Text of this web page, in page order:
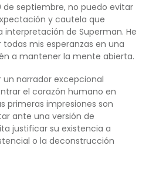
de septiembre, no puedo evitar
y cautela que
de Superman. He
mis esperanzas en una
a mantener la mente abierta.
narrador excepcional
el corazón humano en
primeras impresiones son
ante una versión de
justificar su existencia a
o la deconstrucción